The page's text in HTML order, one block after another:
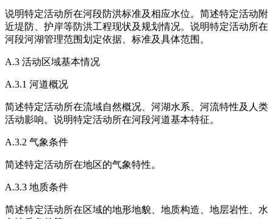
说明特定活动所在河段防洪标准及相应水位。简述特定活动附
近堤防、护岸等防洪工程现状及规划情况。说明特定活动所在
河段河湖管理范围划定依据、标准及具体范围。
A.3 活动区域基本情况
A.3.1 河道概况
简述特定活动所在流域自然概况、河湖水系、河流特性及人类
活动影响。说明特定活动所在河段河道基本特征。
A.3.2 气象条件
简述特定活动所在地区的气象特性。
A.3.3 地质条件
简述特定活动所在区域的地形地貌、地质构造、地层岩性、水